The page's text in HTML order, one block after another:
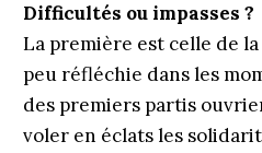
Difficultés ou impasses ?
La première est celle de
peu réfléchie dans les
des premiers partis
voler en éclats les